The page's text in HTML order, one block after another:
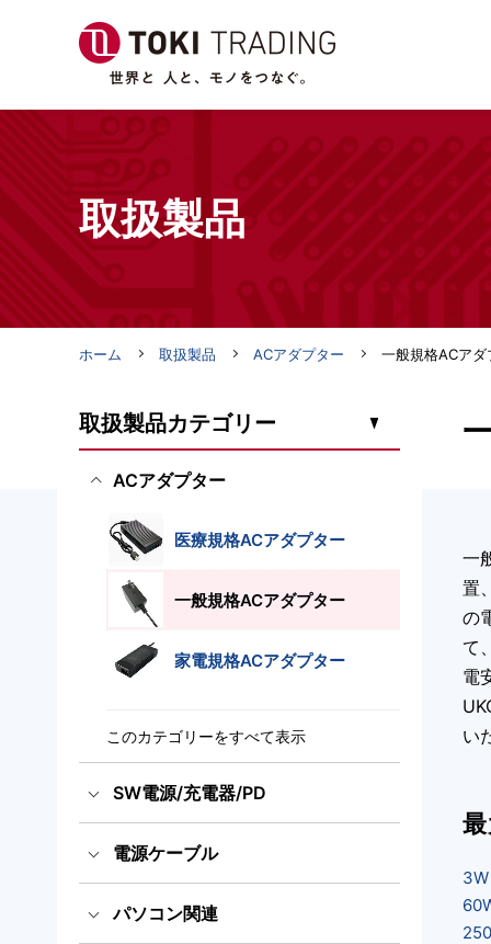
取扱製品
ホーム 取扱製品 ACアダプター 一般規格ACアダ
一
置
の
て
電
い
3W
取扱製品カテゴリー
ACアダプター
医療規格ACアダプター
一般規格ACアダプター
家電規格ACアダプター
このカテゴリーをすべて表示
SW電源/充電器/PD
スイッチング電源
充電器
電源ケーブル
国内用電源ケーブル（ACコー
ド）
パソコン関連